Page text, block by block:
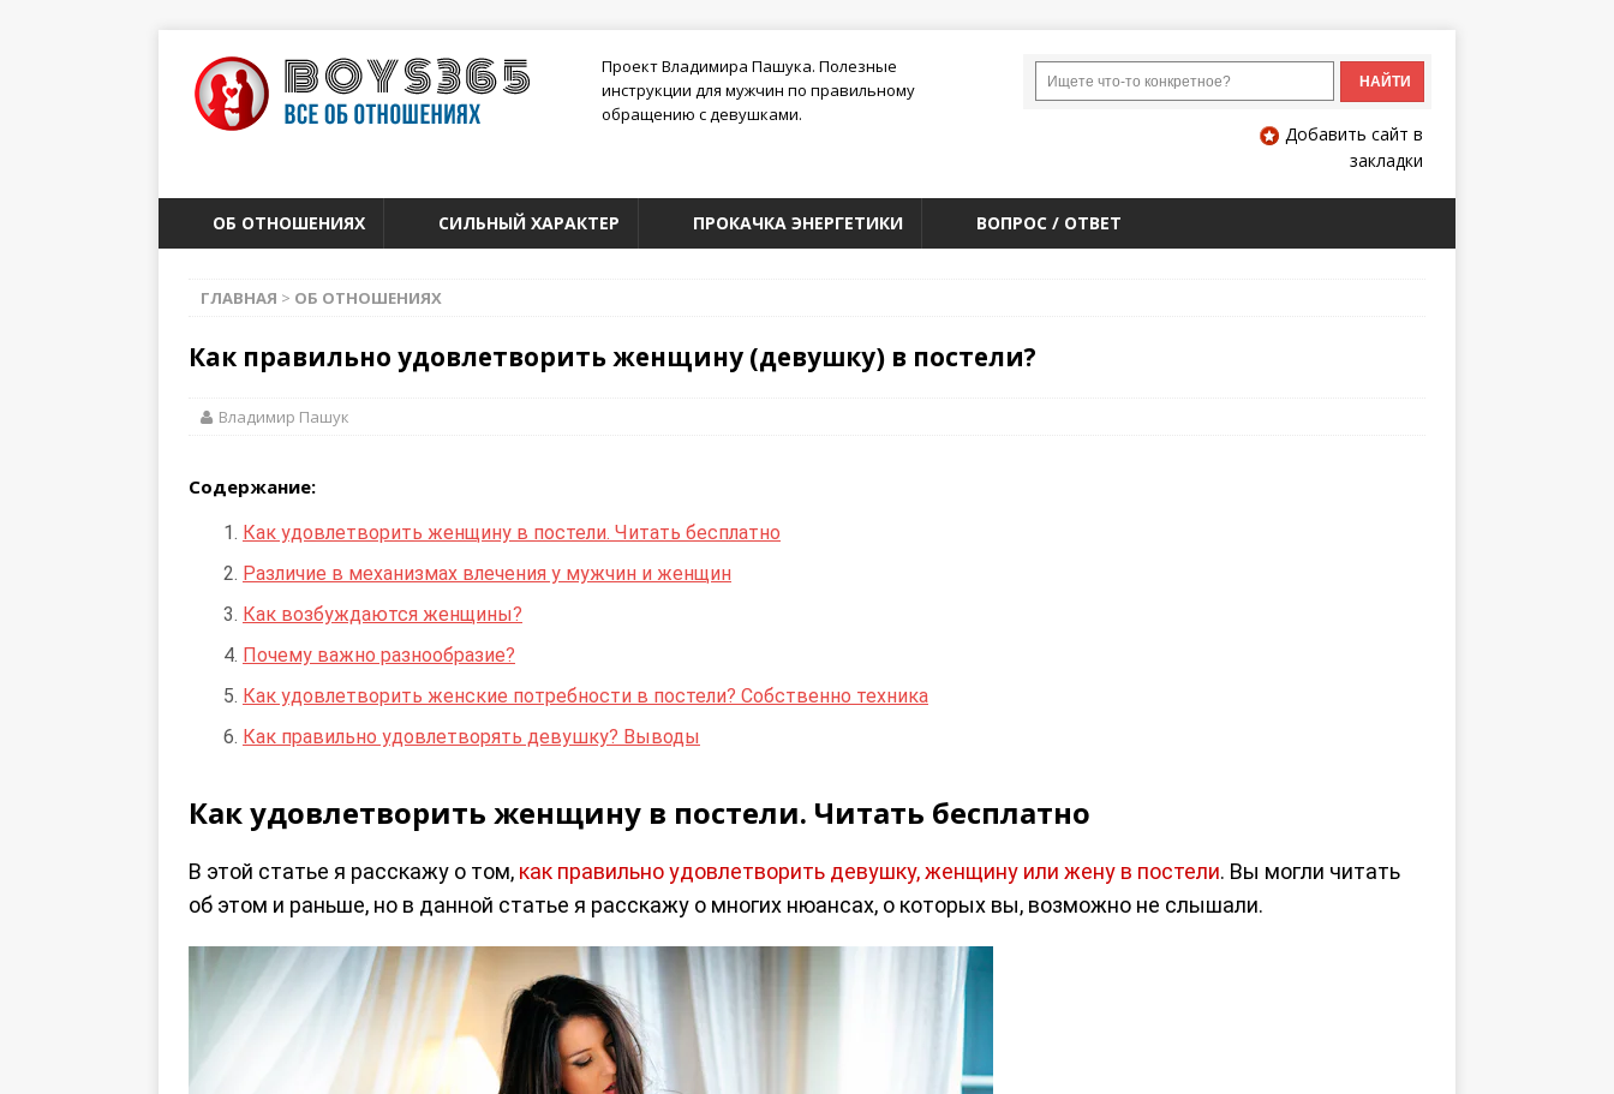
Проект Владимира Пашука. Полезные
инструкции для мужчин по правильному
обращению с девушками.
Добавить сайт в
закладки
ОБ ОТНОШЕНИЯХ СИЛЬНЫЙ ХАРАКТЕР ПРОКАЧКА ЭНЕРГЕТИКИ ВОПРОС / ОТВЕТ
ГЛАВНАЯ > ОБ ОТНОШЕНИЯХ
Как правильно удовлетворить женщину (девушку) в постели?
Владимир Пашук
Содержание:
Как удовлетворить женщину в постели. Читать бесплатно
Различие в механизмах влечения у мужчин и женщин
Как возбуждаются женщины?
Почему важно разнообразие?
Как удовлетворить женские потребности в постели? Собственно техника
Как правильно удовлетворять девушку? Выводы
Как удовлетворить женщину в постели. Читать бесплатно
В этой статье я расскажу о том, как правильно удовлетворить девушку, женщину или жену в постели. Вы могли читать
об этом и раньше, но в данной статье я расскажу о многих нюансах, о которых вы, возможно не слышали.